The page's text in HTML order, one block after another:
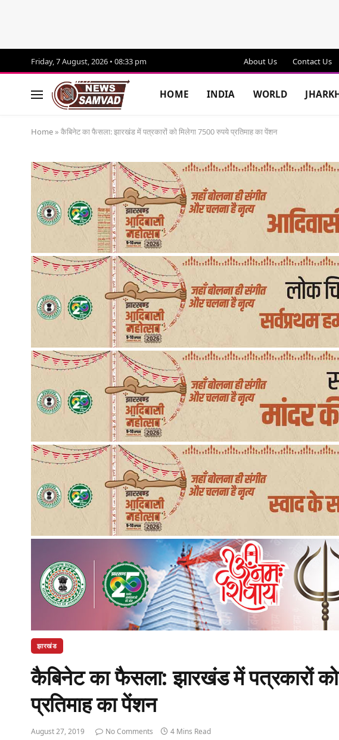
Friday, 7 August, 2026 • 08:33 pm About Us Contact Us
HOME INDIA WORLD
Home » कैबिनेट का फैसला: झारखंड में पत्रकारों को मिलेगा 7500 रुपये प्रतिमाह का पेंशन
झारखंड
कैबिनेट का फैसला: झारखंड में पत्रकारों
प्रतिमाह का पेंशन
August 27, 2019 No Comments 4 Mins Read